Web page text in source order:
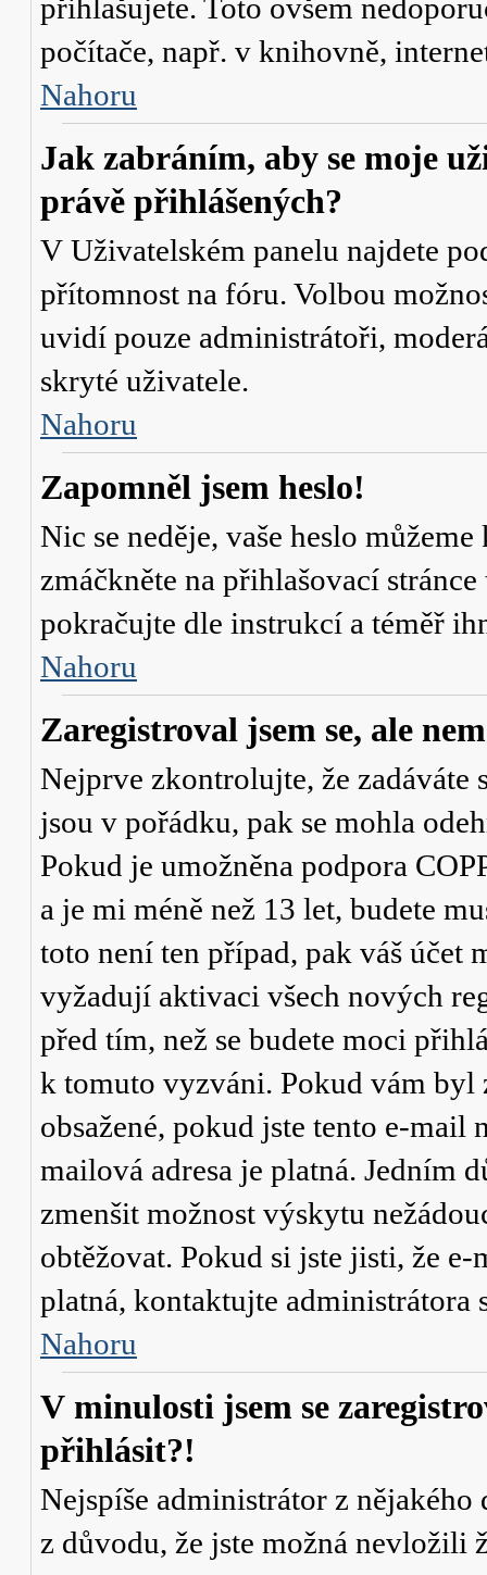
přihlašujete. Toto ovšem
počítače, např. v knihovně,
Nahoru
Jak zabráním, aby se moje
právě přihlášených?
V Uživatelském panelu najdete
přítomnost na fóru. Volbou
uvidí pouze administrátoři,
skryté uživatele.
Nahoru
Zapomněl jsem heslo!
Nic se neděje, vaše heslo
zmáčkněte na přihlašovací
pokračujte dle instrukcí a téměř
Nahoru
Zaregistroval jsem se, ale
Nejprve zkontrolujte, že zadáváte
jsou v pořádku, pak se mohla
Pokud je umožněna podpora
a je mi méně než 13 let, budete
toto není ten případ, pak váš účet
vyžadují aktivaci všech nových
před tím, než se budete moci
k tomuto vyzváni. Pokud vám byl
obsažené, pokud jste tento e-mail
mailová adresa je platná. Jedním
zmenšit možnost výskytu
obtěžovat. Pokud si jste jisti, že
platná, kontaktujte administrátora
Nahoru
V minulosti jsem se
přihlásit?!
Nejspíše administrátor z
z důvodu, že jste možná nevložili